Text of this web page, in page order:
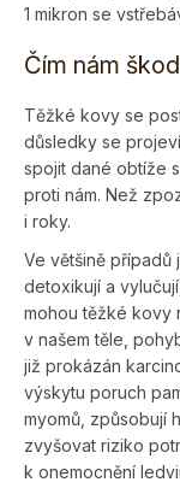
1 mikron se
Čím nám
Těžké kovy se
důsledky se
spojit dané obtíže
proti nám. Než
i roky.
Ve většině
detoxikují a
mohou těžké kovy
v našem těle,
již prokázán
výskytu poruch
myomů, způsobují
zvyšovat riziko
k onemocnění